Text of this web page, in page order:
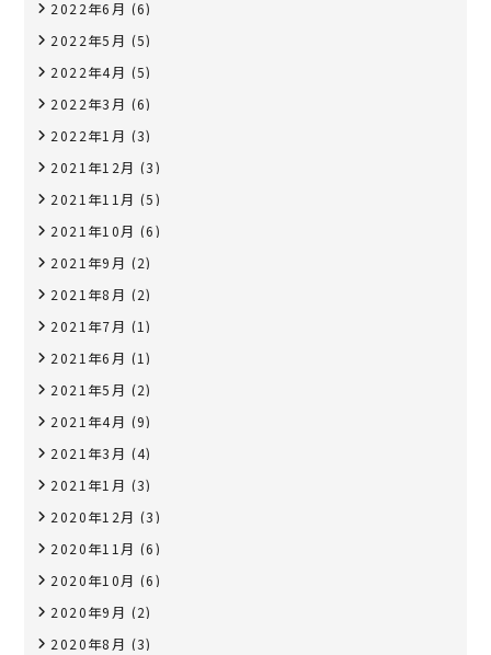
2022年6月 (6)
2022年5月 (5)
2022年4月 (5)
2022年3月 (6)
2022年1月 (3)
2021年12月 (3)
2021年11月 (5)
2021年10月 (6)
2021年9月 (2)
2021年8月 (2)
2021年7月 (1)
2021年6月 (1)
2021年5月 (2)
2021年4月 (9)
2021年3月 (4)
2021年1月 (3)
2020年12月 (3)
2020年11月 (6)
2020年10月 (6)
2020年9月 (2)
2020年8月 (3)